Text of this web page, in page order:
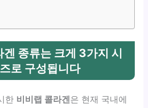
겐 종류는 크게 3가지 시
로 구성됩니다
한 비비랩 콜라겐은 현재 국내에